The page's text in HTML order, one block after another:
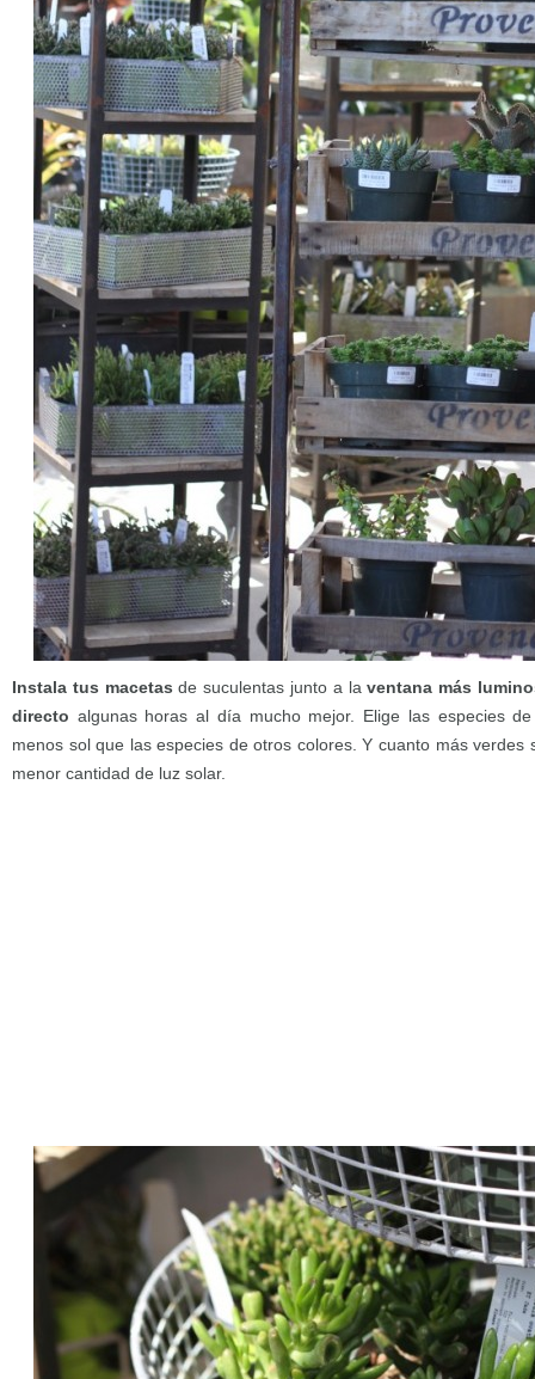
Instala tus macetas de suculentas junto a laventana más
directo algunas horas al día mucho mejor. Elige las especies
menos sol que las especies de otros colores. Y cuanto más verdes
menor cantidad de luz solar.